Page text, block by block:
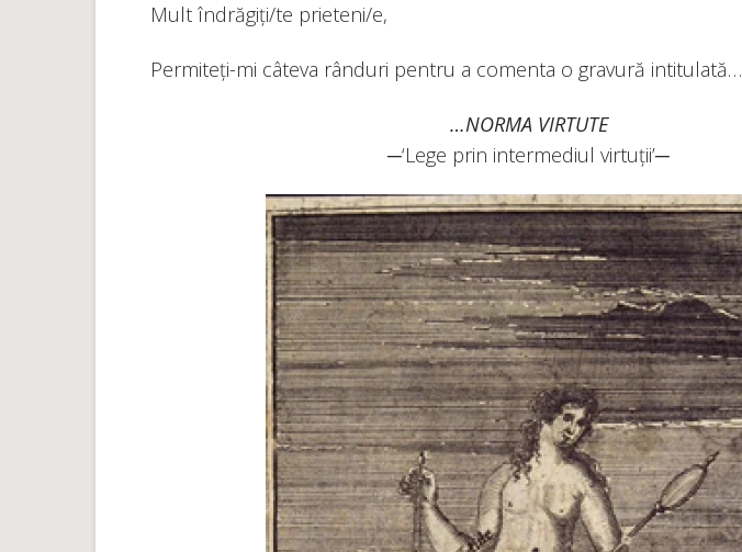
Mult îndrăgiți/te prieteni/e,
Permiteți-mi câteva rânduri pentru a comenta o gravură intitulată…
…NORMA VIRTUTE
─‘Lege prin intermediul virtuții’─